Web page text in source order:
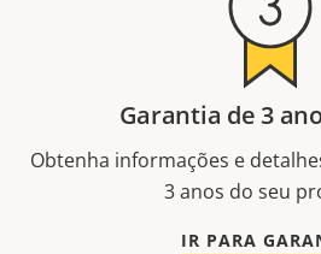
Garantia de 3
Obtenha informações e
3 anos do seu
IR PARA